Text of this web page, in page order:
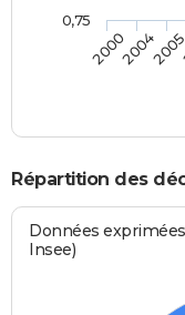
20002004
0,75
Répartition des
Données
Insee)